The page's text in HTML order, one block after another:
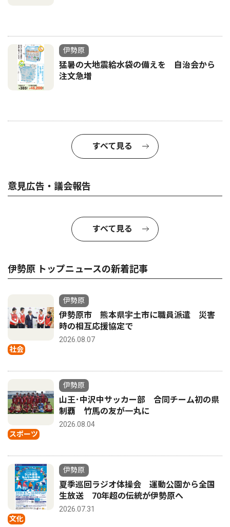
伊勢原
猛暑の大地震給水袋の備えを 自治会から
注文急増
すべて見る
意見広告・議会報告
すべて見る
伊勢原 トップニュースの新着記事
社会
伊勢原
伊勢原市 熊本県宇土市に職員派遣 災害
時の相互応援協定で
2026.08.07
スポーツ
伊勢原
山王･中沢中サッカー部 合同チーム初の県
制覇 竹馬の友が一丸に
2026.08.04
文化
伊勢原
夏季巡回ラジオ体操会 運動公園から全国
生放送 70年超の伝統が伊勢原へ
2026.07.31